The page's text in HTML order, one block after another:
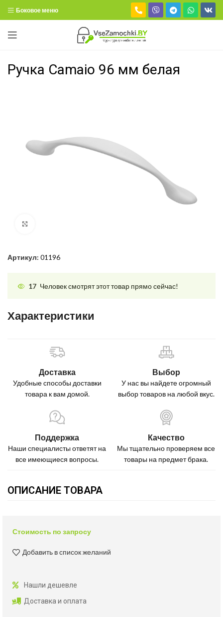
Боковое меню
Ручка Camaio 96 мм белая
Артикул: 01196
17 Человек смотрят этот товар прямо сейчас!
Характеристики
Доставка
Удобные способы доставки
товара к вам домой.
Выбор
У нас вы найдете огромный
выбор товаров на любой вкус.
Поддержка
Наши специалисты ответят на
все имеющиеся вопросы.
Качество
Мы тщательно проверяем все
товары на предмет брака.
ОПИСАНИЕ ТОВАРА
Стоимость по запросу
Добавить в список желаний
Нашли дешевле
Доставка и оплата